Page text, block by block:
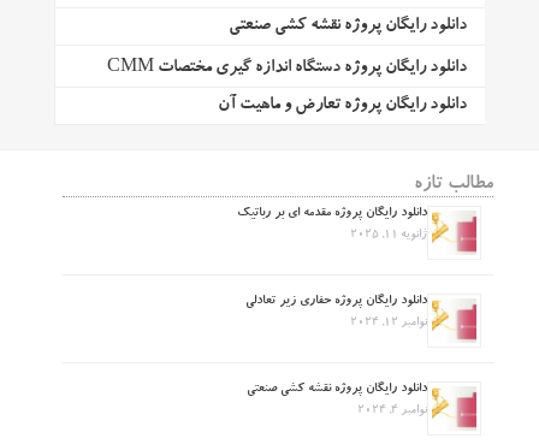
دانلود رایگان پروژه نقشه کشی صنعتی
دانلود رایگان پروژه دستگاه اندازه گیری مختصات CMM
دانلود رایگان پروژه تعارض و ماهیت آن
مطالب تازه
دانلود رایگان پروژه مقدمه ای بر رباتیک
ژانویه 11, 2025
دانلود رایگان پروژه حفاری زیر تعادلی
نوامبر 12, 2024
دانلود رایگان پروژه نقشه کشی صنعتی
نوامبر 4, 2024